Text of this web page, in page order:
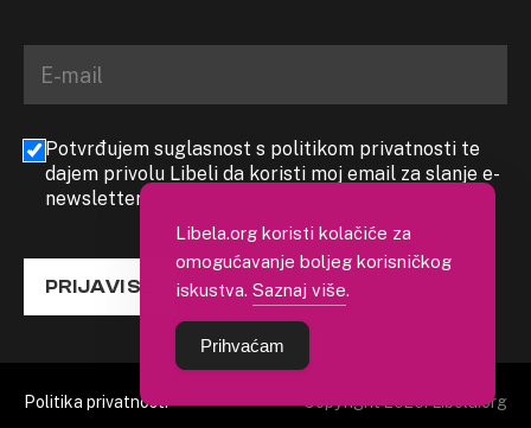
Potvrđujem suglasnost s politikom privatnosti te
dajem privolu Libeli da koristi moj email za slanje e-
newslettera
PRIJAVI SE
Politika privatnosti Copyright 2026. Libela.org
Libela.org koristi kolačiće za
omogućavanje boljeg korisničkog
iskustva. Saznaj više.
Prihvaćam